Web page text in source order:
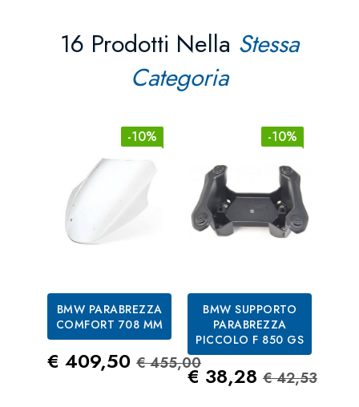
16 Prodotti Nella Stessa
Categoria
-10%
BMW PARABREZZA
COMFORT 708 MM
Prezzo
€ 409,50 Prezzo Standard
€ 455,00
-10%
BMW SUPPORTO
PARABREZZA
PICCOLO F 850 GS
Prezzo
€ 38,28 Prezzo
€ 42,53